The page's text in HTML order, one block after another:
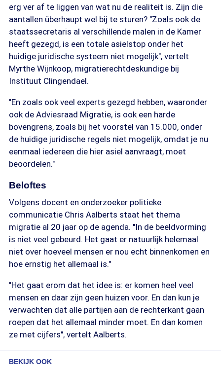
erg ver af te liggen van wat nu de realiteit is. Zijn die
aantallen überhaupt wel bij te sturen? "Zoals ook de
staatssecretaris al verschillende malen in de Kamer
heeft gezegd, is een totale asielstop onder het
huidige juridische systeem niet mogelijk", vertelt
Myrthe Wijnkoop, migratierechtdeskundige bij
Instituut Clingendael.
"En zoals ook veel experts gezegd hebben, waaronder
ook de Adviesraad Migratie, is ook een harde
bovengrens, zoals bij het voorstel van 15.000, onder
de huidige juridische regels niet mogelijk, omdat je nu
eenmaal iedereen die hier asiel aanvraagt, moet
beoordelen."
Beloftes
Volgens docent en onderzoeker politieke
communicatie Chris Aalberts staat het thema
migratie al 20 jaar op de agenda. "In de beeldvorming
is niet veel gebeurd. Het gaat er natuurlijk helemaal
niet over hoeveel mensen er nou echt binnenkomen en
hoe ernstig het allemaal is."
"Het gaat erom dat het idee is: er komen heel veel
mensen en daar zijn geen huizen voor. En dan kun je
verwachten dat alle partijen aan de rechterkant gaan
roepen dat het allemaal minder moet. En dan komen
ze met cijfers", vertelt Aalberts.
BEKIJK OOK